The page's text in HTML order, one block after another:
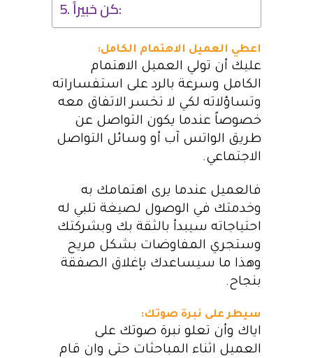
كن خبيراً:
اعطي العميل الاهتمام الكامل:
عليك أن تولي العميل الاهتمام
الكامل وسرعة بالرد على استفساراته
وتساؤلاته لكي لا تخسر الاتفاق معه
خصوصاً عندما يكون التواصل عن
طريق الواتس آب أو وسائل التواصل
الاجتماعي.
فالعميل عندما يرى اهتمامك به
وخدمتك في الوصول لصيغة تلبي له
احتياجاته سيبدأ بالثقة بك وبشركتك
وستجري المفاوضات بشكل مريح
وهذا ما سيساعدك بإغلاق الصفقة
بنجاح.
سيطر على نبرة صوتك:
اياك وأن تعلو نبرة صوتك على
العميل اثناء المباحثات حتى وان قام